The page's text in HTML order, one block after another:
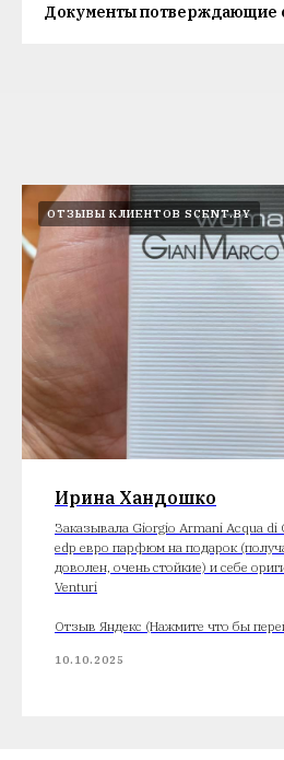
Документы потверждающие
ОТЗЫВЫ КЛИЕНТОВ SCENT.BY
Ирина Хандошко
Заказывала Giorgio Armani Acqua di
edp евро парфюм на подарок
доволен, очень стойкие) и себе
Venturi
Отзыв Яндекс (Нажмите что бы
10.10.2025